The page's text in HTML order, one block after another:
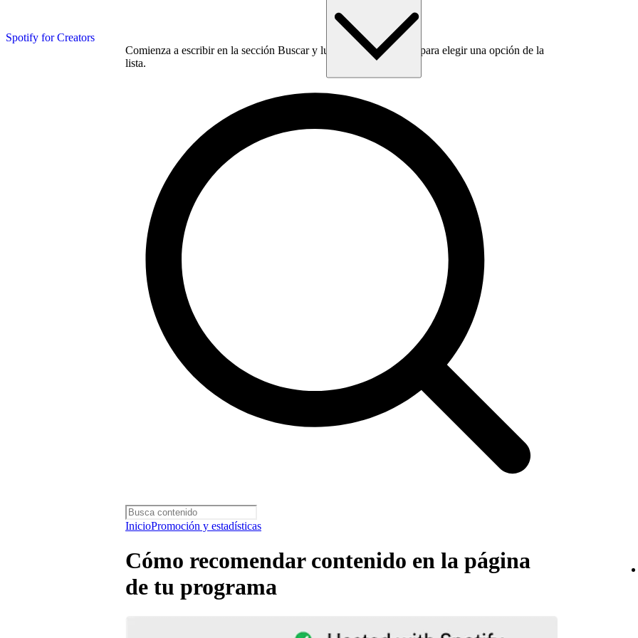
Spotify for Creators
Comienza a escribir en la sección Buscar y luego usa la tecla Tab para elegir una opción de la
lista.
InicioPromoción y estadísticas
Cómo recomendar contenido en la página
de tu programa